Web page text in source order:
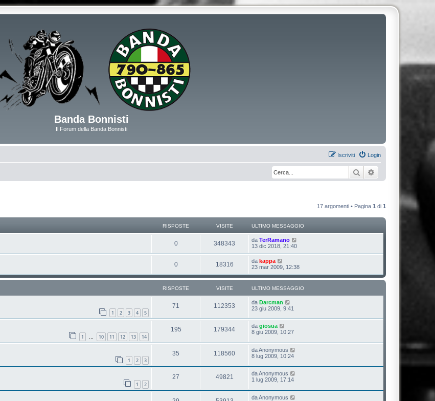
Banda Bonnisti
Il Forum della Banda Bonnisti
Login
Iscriviti
Cerca
17 argomenti • Pagina 1 di 1
RISPOSTE VISITE ULTIMO MESSAGGIO
0 348343 da TerRamano
13 dic 2018, 21:40
0 18316 da kappa
23 mar 2009, 12:38
RISPOSTE VISITE ULTIMO MESSAGGIO
1 2 3 4 5
71 112353 da Darcman
23 giu 2009, 9:41
1 … 10 11 12 13 14
195 179344 da giosua
8 giu 2009, 10:27
1 2 3
35 118560 daAnonymous
8 lug 2009, 10:24
1 2
27 49821 daAnonymous
1 lug 2009, 17:14
daAnonymous